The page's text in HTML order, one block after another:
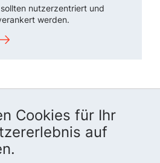
Cookies für Ihr
auf
nutzerzentriert und
werden.